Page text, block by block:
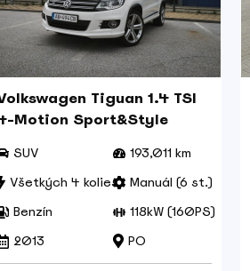
Tiguan 1.4 TSI
Motion Sport&Style
SUV
193,011 km
Všetkých 4 kolies
Manuál (6 st.)
Benzín
118kW (160PS)
2013
PO